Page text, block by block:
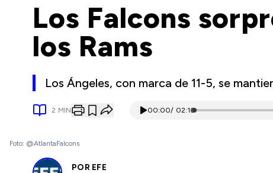
Los Falcons
los Rams
Los Ángeles, con marca de 11-5, se
2 MIN 00:00/ 02:16
Foto: @AtlantaFalcons
POR EFE